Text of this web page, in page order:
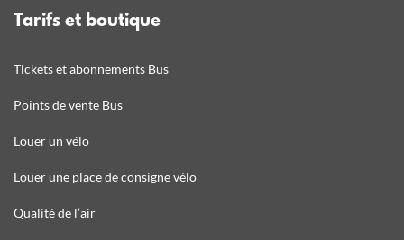
Tarifs et boutique
Tickets et abonnements Bus
Points de vente Bus
Louer un vélo
Louer une place de consigne vélo
Qualité de l’air